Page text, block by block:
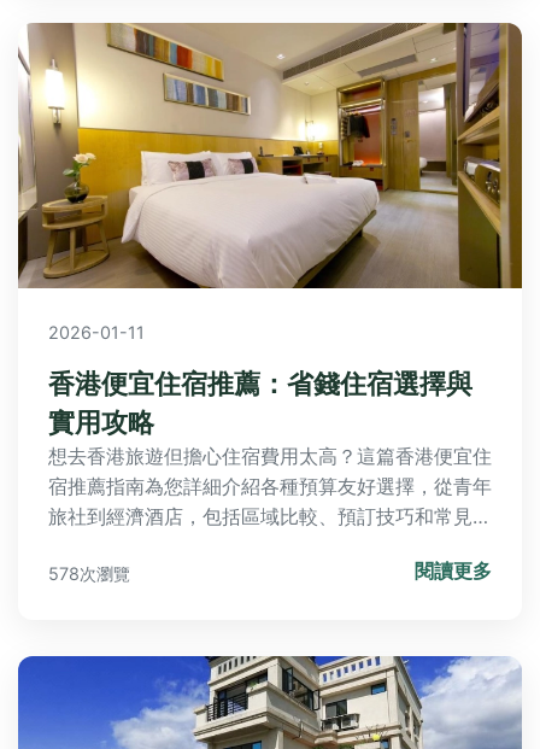
2026-01-11
香港便宜住宿推薦：省錢住宿選擇與
實用攻略
想去香港旅遊但擔心住宿費用太高？這篇香港便宜住
宿推薦指南為您詳細介紹各種預算友好選擇，從青年
旅社到經濟酒店，包括區域比較、預訂技巧和常見問
578次瀏覽 閱讀更多